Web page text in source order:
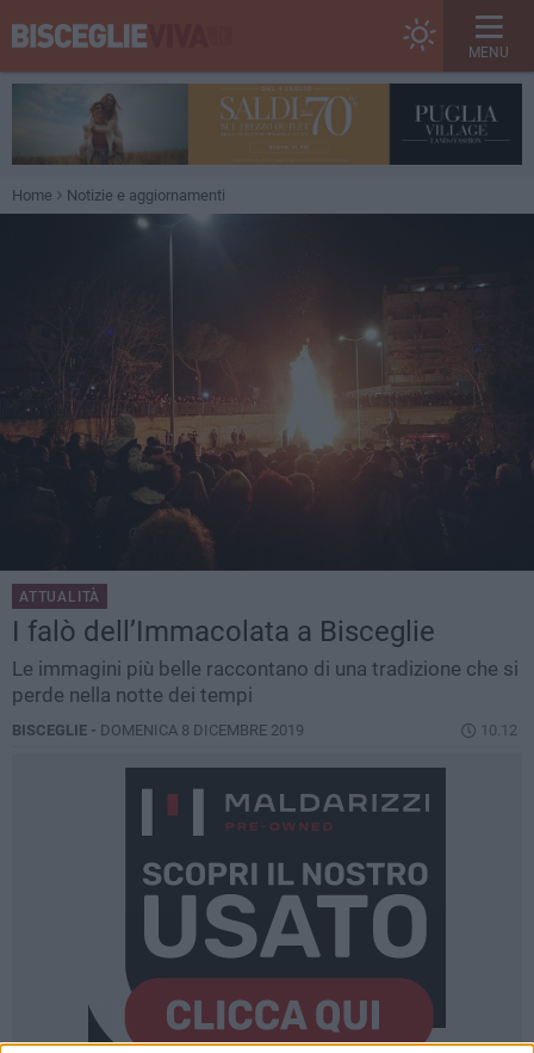
MENU
Home Notizie e aggiornamenti
ATTUALITÀ
I falò dell’Immacolata a Bisceglie
Le immagini più belle raccontano di una tradizione che si
perde nella notte dei tempi
BISCEGLIE - DOMENICA 8 DICEMBRE 2019 10.12